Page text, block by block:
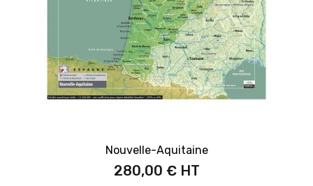
Nouvelle-Aquitaine
280,00 €